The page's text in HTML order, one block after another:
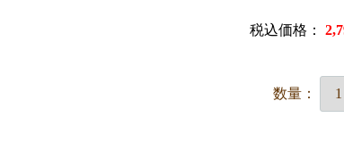
税込価格：
数量：